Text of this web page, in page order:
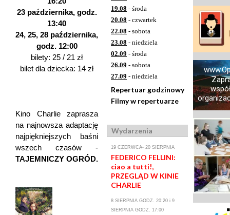
23 października, godz.
13:40
24, 25, 28 października,
godz. 12:00
bilety: 25 / 21 zł
bilet dla dziecka: 14 zł
Kino Charlie zaprasza
na najnowsza adaptację
najpiękniejszych baśni
wszech czasów -
TAJEMNICZY OGRÓD.
19.08 - środa
20.08 - czwartek
22.08 - sobota
23.08 - niedziela
02.09 - środa
26.09 - sobota
27.09 - niedziela
Repertuar godzinowy
Filmy w repertuarze
Wydarzenia
19 CZERWCA- 20 SIERPNIA
FEDERICO FELLINI:
ciao a tutti!,
PRZEGLĄD W KINIE
CHARLIE
8 SIERPNIA GODZ. 20:20 i 9
SIERPNIA GODZ. 17:00